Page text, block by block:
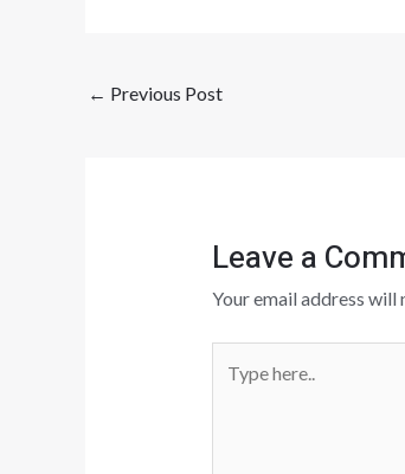
← Previous Post
Leave a
Your email address will
here..